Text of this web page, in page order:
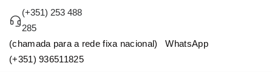
(+351) 253 488
285
(chamada para a rede fixa nacional) WhatsApp
(+351) 936511825